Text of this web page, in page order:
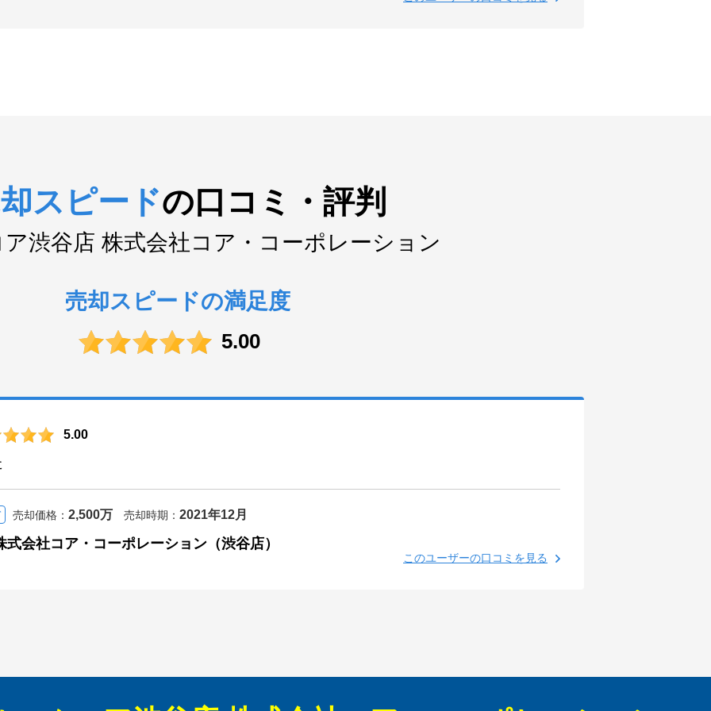
スピードの口コミ・評判
渋谷店 株式会社コア・コーポレーション
売却スピードの満足度
5.00
5.00
売却価格： 2,500万 売却時期： 2021年12月
会社コア・コーポレーション（渋谷店）
このユーザーの口コミを見る